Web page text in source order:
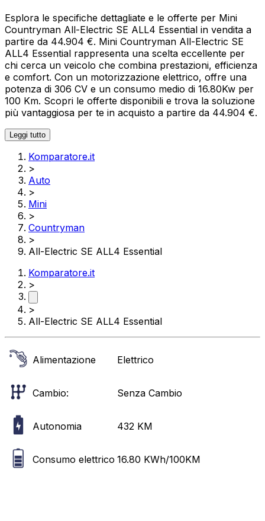
Esplora le specifiche dettagliate e le offerte per Mini
Countryman All-Electric SE ALL4 Essential in vendita a
partire da 44.904 €. Mini Countryman All-Electric SE
ALL4 Essential rappresenta una scelta eccellente per
chi cerca un veicolo che combina prestazioni, efficienza
e comfort. Con un motorizzazione elettrico, offre una
potenza di 306 CV e un consumo medio di 16.80Kw per
100 Km. Scopri le offerte disponibili e trova la soluzione
più vantaggiosa per te in acquisto a partire da 44.904 €.
Leggi tutto
Komparatore.it
>
Auto
>
Mini
>
Countryman
>
All-Electric SE ALL4 Essential
Komparatore.it
>
>
All-Electric SE ALL4 Essential
Alimentazione Elettrico
Cambio: Senza Cambio
Autonomia 432 KM
Consumo elettrico 16.80 KWh/100KM